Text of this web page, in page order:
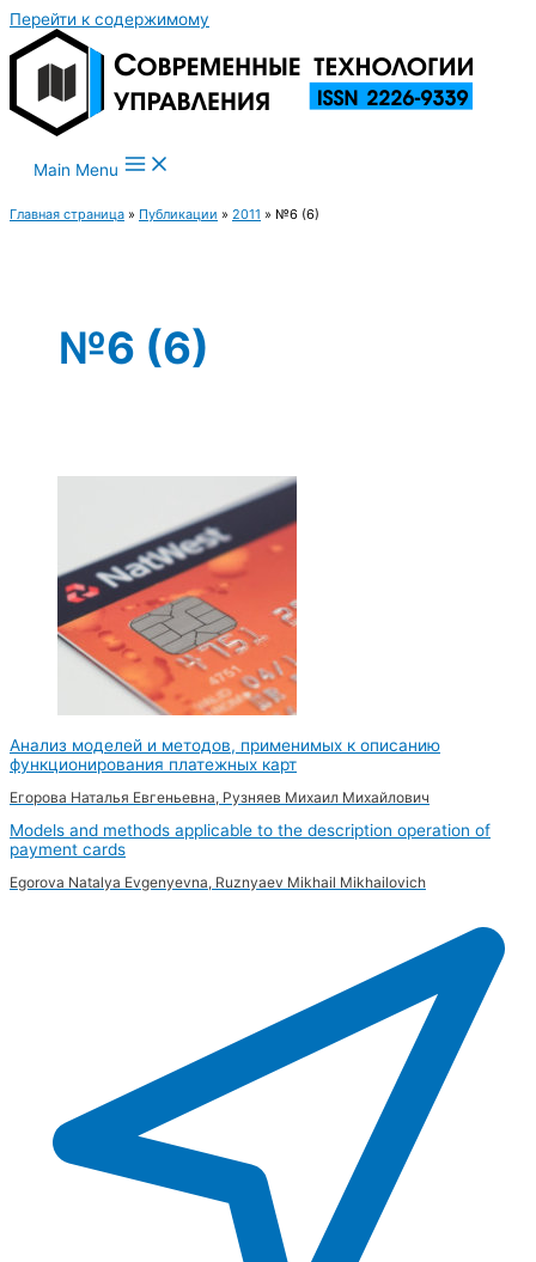
Перейти к содержимому
Main Menu
Главная страница » Публикации » 2011 » №6 (6)
№6 (6)
Анализ моделей и методов, применимых к описанию
функционирования платежных карт
Егорова Наталья Евгеньевна, Рузняев Михаил Михайлович
Models and methods applicable to the description operation of
payment cards
Egorova Natalya Evgenyevna, Ruznyaev Mikhail Mikhailovich